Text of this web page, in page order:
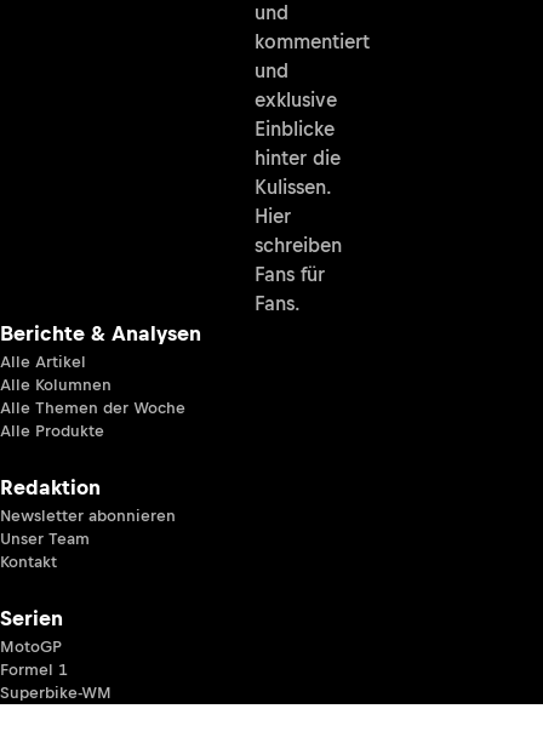
und
kommentiert
und
exklusive
Einblicke
hinter die
Kulissen.
Hier
schreiben
Fans für
Fans.
Berichte & Analysen
Alle Artikel
Alle Kolumnen
Alle Themen der Woche
Alle Produkte
Redaktion
Newsletter abonnieren
Unser Team
Kontakt
Serien
MotoGP
Formel 1
Superbike-WM